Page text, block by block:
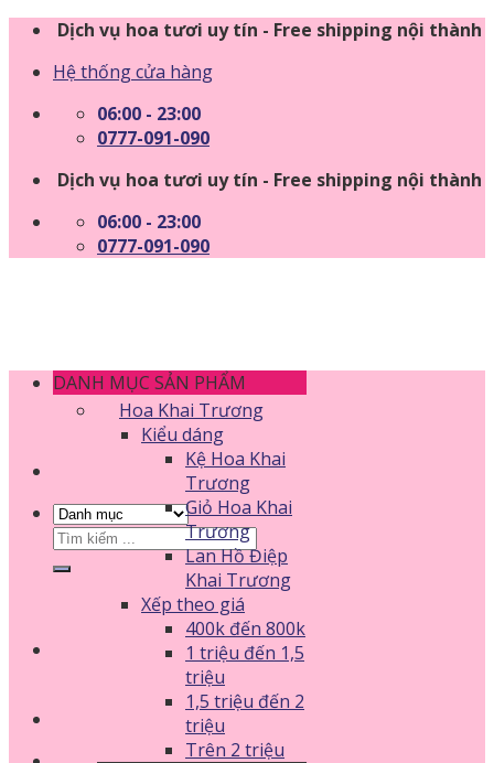
Skip
content
Dịch vụ hoa tươi uy tín - Free shipping nội thành
Hệ thống cửa hàng
06:00 - 23:00
0777-091-090
Dịch vụ hoa tươi uy tín - Free shipping nội thành
06:00 - 23:00
0777-091-090
Tìm
kiếm:
DANH MỤC SẢN PHẨM
Hoa Khai Trương
Kiểu dáng
Kệ Hoa Khai
Trương
Giỏ Hoa Khai
Trương
Lan Hồ Điệp
Khai Trương
Xếp theo giá
400k đến 800k
1 triệu đến 1,5
triệu
1,5 triệu đến 2
triệu
Trên 2 triệu